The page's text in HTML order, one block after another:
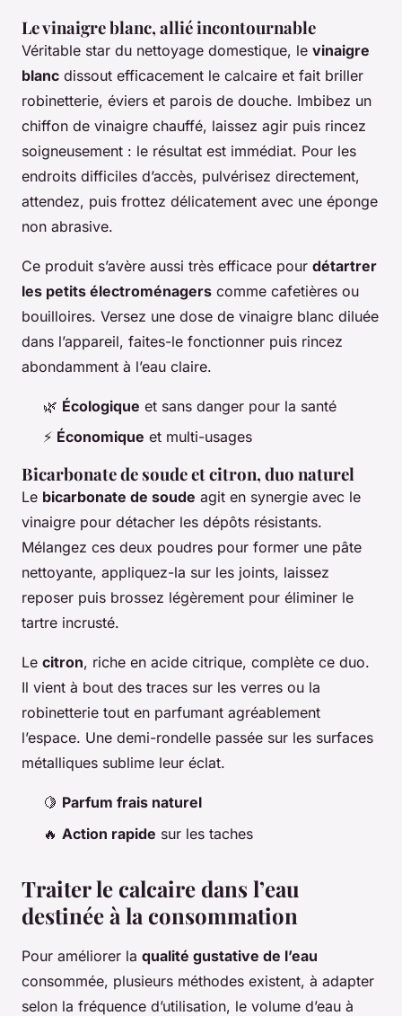
Le vinaigre blanc, allié incontournable
Véritable star du nettoyage domestique, le vinaigre
blanc dissout efficacement le calcaire et fait briller
robinetterie, éviers et parois de douche. Imbibez un
chiffon de vinaigre chauffé, laissez agir puis rincez
soigneusement : le résultat est immédiat. Pour les
endroits difficiles d’accès, pulvérisez directement,
attendez, puis frottez délicatement avec une éponge
non abrasive.
Ce produit s’avère aussi très efficace pour détartrer
les petits électroménagers comme cafetières ou
bouilloires. Versez une dose de vinaigre blanc diluée
dans l’appareil, faites-le fonctionner puis rincez
abondamment à l’eau claire.
🌿 Écologique et sans danger pour la santé
⚡ Économique et multi-usages
Bicarbonate de soude et citron, duo naturel
Le bicarbonate de soude agit en synergie avec le
vinaigre pour détacher les dépôts résistants.
Mélangez ces deux poudres pour former une pâte
nettoyante, appliquez-la sur les joints, laissez
reposer puis brossez légèrement pour éliminer le
tartre incrusté.
Le citron, riche en acide citrique, complète ce duo.
Il vient à bout des traces sur les verres ou la
robinetterie tout en parfumant agréablement
l’espace. Une demi-rondelle passée sur les surfaces
métalliques sublime leur éclat.
🍋 Parfum frais naturel
🔥 Action rapide sur les taches
Traiter le calcaire dans l’eau
destinée à la consommation
Pour améliorer la qualité gustative de l’eau
consommée, plusieurs méthodes existent, à adapter
selon la fréquence d’utilisation, le volume d’eau à